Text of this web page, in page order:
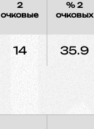
2
очковые
% 2
очковых
14 35.9